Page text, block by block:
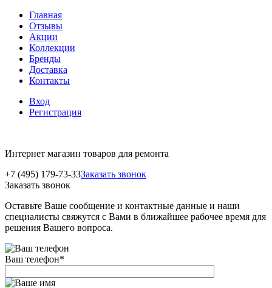
Главная
Отзывы
Акции
Коллекции
Бренды
Доставка
Контакты
Вход
Регистрация
Интернет магазин товаров для ремонта
+7 (495) 179-73-33Заказать звонок
Заказать звонок
Оставьте Ваше сообщение и контактные данные и наши
специалисты свяжутся с Вами в ближайшее рабочее время для
решения Вашего вопроса.
Ваш телефон*